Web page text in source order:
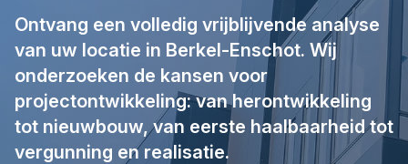
Ontvang een volledig vrijblijvende analyse
van uw locatie in Berkel-Enschot. Wij
onderzoeken de kansen voor
projectontwikkeling: van herontwikkeling
tot nieuwbouw, van eerste haalbaarheid tot
vergunning en realisatie.